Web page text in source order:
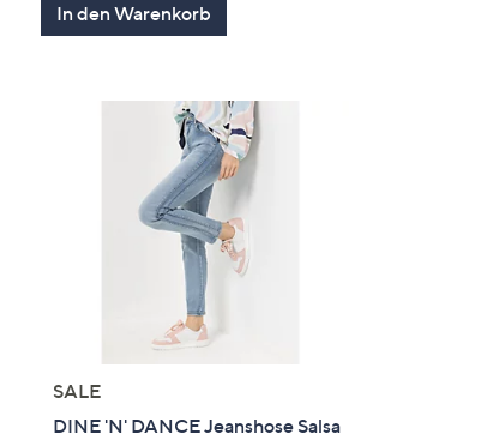
In den Warenkorb
SALE
DINE 'N' DANCE Jeanshose Salsa